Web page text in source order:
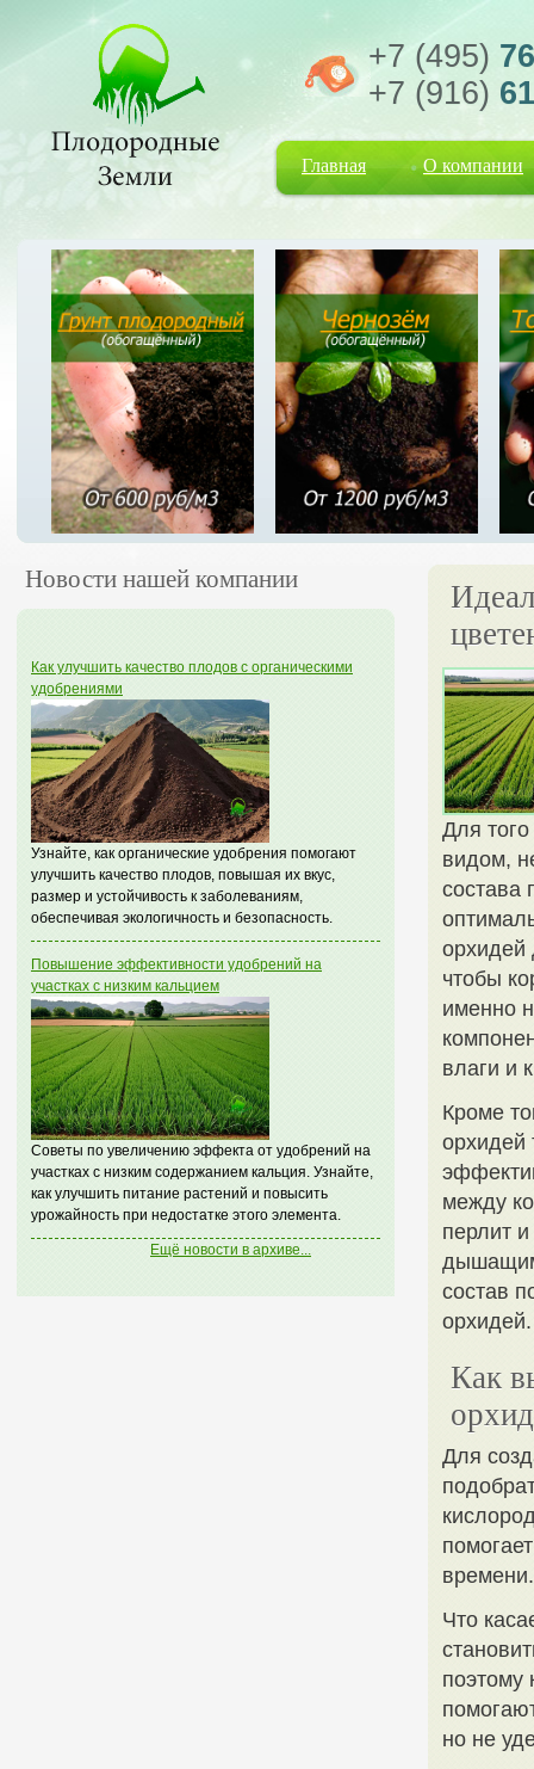
+7 (495)
+7 (916)
Главная О компании
Новости нашей компании
Как улучшить качество плодов с органическими
удобрениями
Узнайте, как органические удобрения помогают
улучшить качество плодов, повышая их вкус,
размер и устойчивость к заболеваниям,
обеспечивая экологичность и безопасность.
Повышение эффективности удобрений на
участках с низким кальцием
Советы по увеличению эффекта от удобрений на
участках с низким содержанием кальция. Узнайте,
как улучшить питание растений и повысить
урожайность при недостатке этого элемента.
Ещё новости в архиве...
Для
видом,
состава
орхидей
чтобы
именно
влаги и
Кроме
орхидей
между
перлит и
состав
орхидей.
Как
Для
времени.
Что
поэтому
но не